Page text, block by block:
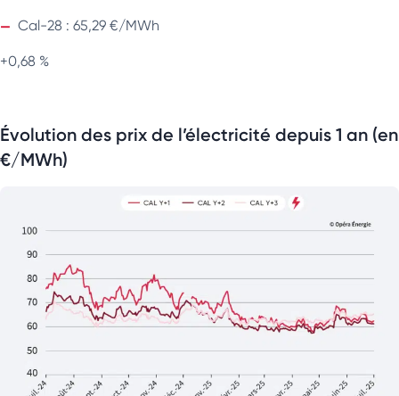
Cal-28 : 65,29 €/MWh
+0,68 %
Évolution des prix de l’électricité depuis 1 an (en
€/MWh)